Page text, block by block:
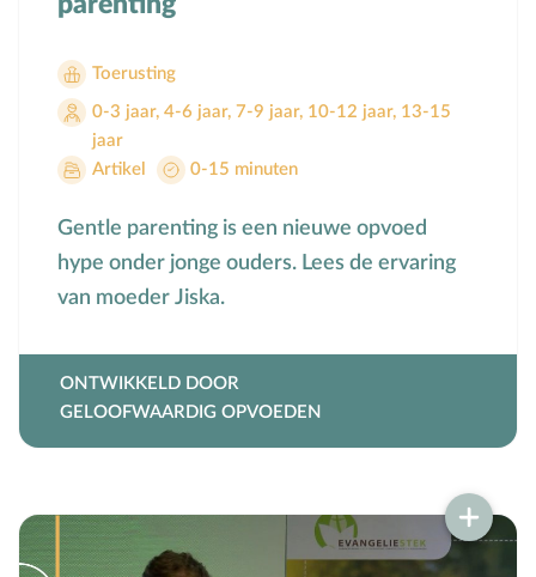
Toerusting
0-3 jaar, 4-6 jaar, 7-9 jaar, 10-12 jaar, 13-15
jaar
Artikel
0-15 minuten
Gentle parenting is een nieuwe opvoed
hype onder jonge ouders. Lees de ervaring
van moeder Jiska.
ONTWIKKELD DOOR
GELOOFWAARDIG OPVOEDEN